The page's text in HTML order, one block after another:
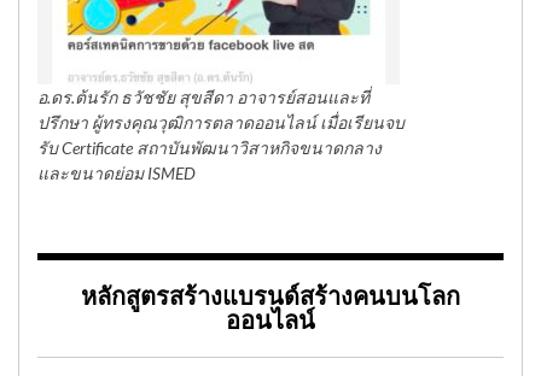
อ.ดร.ต้นรัก ธวัชชัย สุขสีดา อาจารย์สอนและที่
ปรึกษา ผู้ทรงคุณวุฒิการตลาดออนไลน์ เมื่อเรียนจบ
รับ Certificate สถาบันพัฒนาวิสาหกิจขนาดกลาง
และขนาดย่อม ISMED
หลักสูตรสร้างแบรนด์สร้างคนบนโลก
ออนไลน์